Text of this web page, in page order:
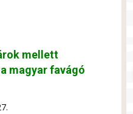
mellett
magyar favágó